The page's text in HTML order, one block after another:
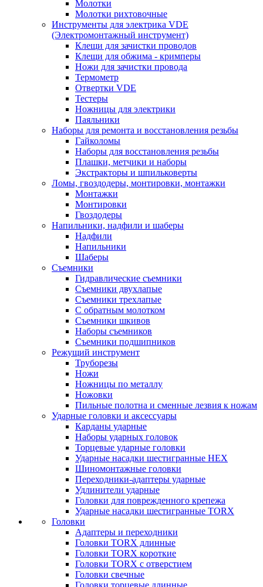
Молотки
Молотки рихтовочные
Инструменты для электрика VDE
(Электромонтажный инструмент)
Клещи для зачистки проводов
Клещи для обжима - кримперы
Ножи для зачистки провода
Термометр
Отвертки VDE
Тестеры
Ножницы для электрики
Паяльники
Наборы для ремонта и восстановления резьбы
Гайколомы
Наборы для восстановления резьбы
Плашки, метчики и наборы
Экстракторы и шпильковерты
Ломы, гвоздодеры, монтировки, монтажки
Монтажки
Монтировки
Гвоздодеры
Напильники, надфили и шаберы
Надфили
Напильники
Шаберы
Съемники
Гидравлические съемники
Съемники двухлапые
Съемники трехлапые
С обратным молотком
Съемники шкивов
Наборы съемников
Съемники подшипников
Режущий инструмент
Труборезы
Ножи
Ножницы по металлу
Ножовки
Пильные полотна и сменные лезвия к ножам
Ударные головки и аксессуары
Карданы ударные
Наборы ударных головок
Торцевые ударные головки
Ударные насадки шестигранные HEX
Шиномонтажные головки
Переходники-адаптеры ударные
Удлинители ударные
Головки для поврежденного крепежа
Ударные насадки шестигранные TORX
Головки
Адаптеры и переходники
Головки TORX длинные
Головки TORX короткие
Головки TORX с отверстием
Головки свечные
Головки торцевые длинные